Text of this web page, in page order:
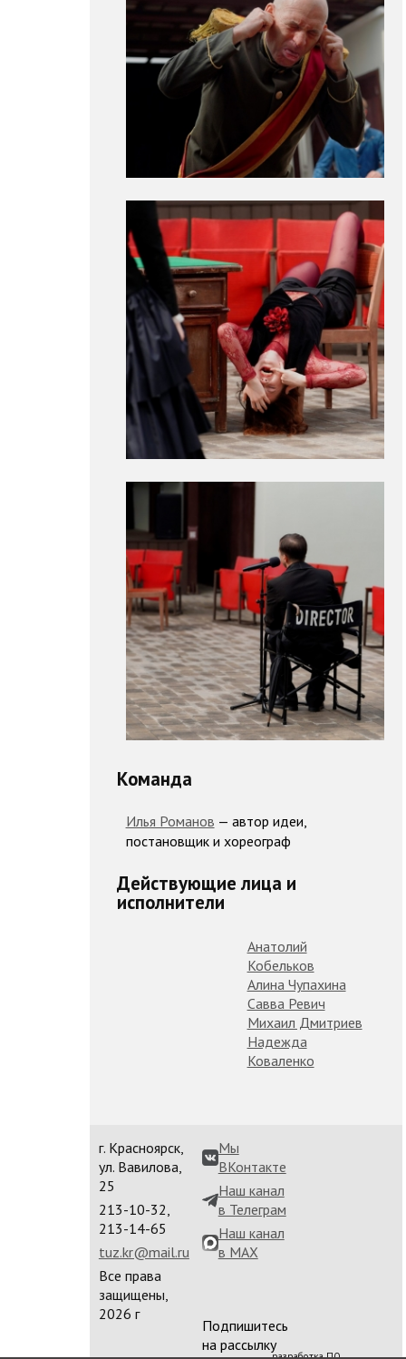
Команда
Илья Романов — автор идеи,
постановщик и хореограф
Действующие лица и
исполнители
Анатолий
Кобельков
Алина Чупахина
Савва Ревич
Михаил Дмитриев
Надежда
Коваленко
г. Красноярск,
ул. Вавилова,
25
213-10-32,
213-14-65
tuz.kr@mail.ru
Все права
защищены,
2026 г
Мы
ВКонтакте
Наш канал
в Телеграм
Наш канал
в MAX
Подпишитесь
на рассылку
разработка ПО